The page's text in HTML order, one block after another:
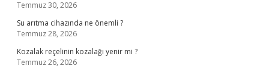
Temmuz 30, 2026
Su arıtma cihazında ne önemli ?
Temmuz 28, 2026
Kozalak reçelinin kozalağı yenir mi ?
Temmuz 26, 2026